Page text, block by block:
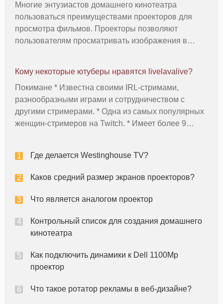
Многие энтузиастов домашнего кинотеатра
пользоваться преимуществами проекторов для
просмотра фильмов. Проекторы позволяют
пользователям просматривать изображения в
однако. Потому что они полагаются на хрупкие
ламп нак
Кому некоторые ютуберы нравятся livelavalive?
Покимане * Известна своими IRL-стримами,
разнообразными играми и сотрудничеством с
другими стримерами. * Одна из самых популярных
женщин-стримеров на Twitch. * Имеет более 9
своими трансляциями по Fortn
Где делается Westinghouse TV?
Каков средний размер экранов проекторов?
Что является аналогом проектор
Контрольный список для создания домашнего
кинотеатра
Как подключить динамики к Dell 1100Mp
проектор
Что такое ротатор рекламы в веб-дизайне?